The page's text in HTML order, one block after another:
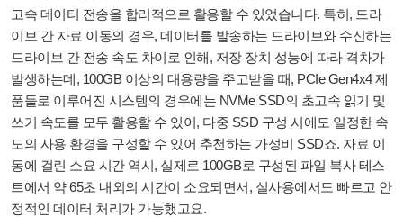
고속 데이터 전송을 합리적으로 활용할 수 있었습니다. 특히, 드라
이브 간 자료 이동의 경우, 데이터를 발송하는 드라이브와 수신하는
드라이브 간 전송 속도 차이로 인해, 저장 장치 성능에 따라 격차가
발생하는데, 100GB 이상의 대용량을 주고받을 때, PCIe Gen4x4 제
품들로 이루어진 시스템의 경우에는 NVMe SSD의 초고속 읽기 및
쓰기 속도를 모두 활용할 수 있어, 다중 SSD 구성 시에도 일정한 속
도의 사용 환경을 구성할 수 있어 추천하는 가성비 SSD죠. 자료 이
동에 걸린 소요 시간 역시, 실제로 100GB로 구성된 파일 복사 테스
트에서 약 65초 내외의 시간이 소요되면서, 실사용에서도 빠르고 안
정적인 데이터 처리가 가능했고요.